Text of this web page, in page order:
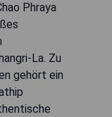
Phraya
La. Zu
gehört ein